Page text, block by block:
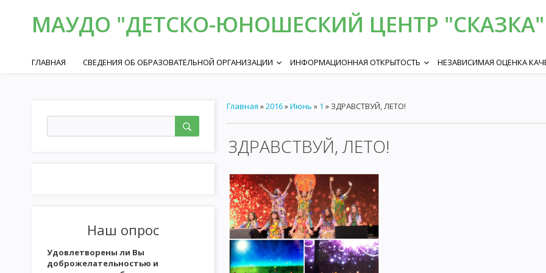
МАУДО "ДЕТСКО-ЮНОШЕСКИЙ ЦЕНТР "СКАЗКА"
ГЛАВНАЯ СВЕДЕНИЯ ОБ ОБРАЗОВАТЕЛЬНОЙ ОРГАНИЗАЦИИ keyboard_arrow_down ИНФОРМАЦИОННАЯ ОТКРЫТОСТЬ keyboard_arrow_down НЕЗАВИСИМАЯ ОЦЕНКА
Наш опрос
Удовлетворены ли Вы
доброжелательностью и
Главная »2016»Июнь » 1 » ЗДРАВСТВУЙ, ЛЕТО!
ЗДРАВСТВУЙ, ЛЕТО!